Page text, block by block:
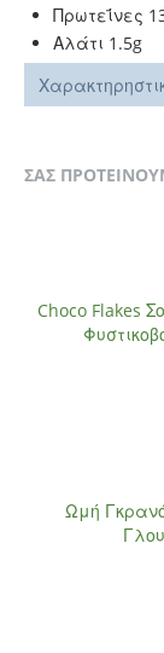
Πρωτεΐνες
Αλάτι 1.5g
ΣΑΣ
Choco Flakes
Ωμή